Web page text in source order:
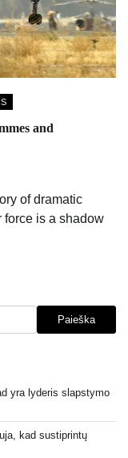
and
of dramatic
force is a shadow
Paieška
yra lyderis slapstymo
kad sustiprintų